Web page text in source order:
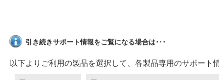
引き続きサポート情報をご覧になる場合は･･･
以下よりご利用の製品を選択して、各製品専用のサポート